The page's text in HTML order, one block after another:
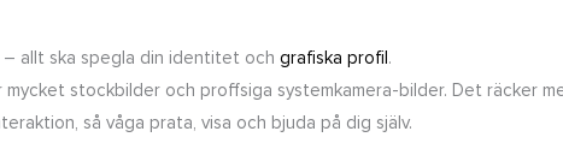
allt ska spegla din identitet och grafiska profil.
stockbilder och proffsiga systemkamera-bilder. Det räcker
så våga prata, visa och bjuda på dig själv.